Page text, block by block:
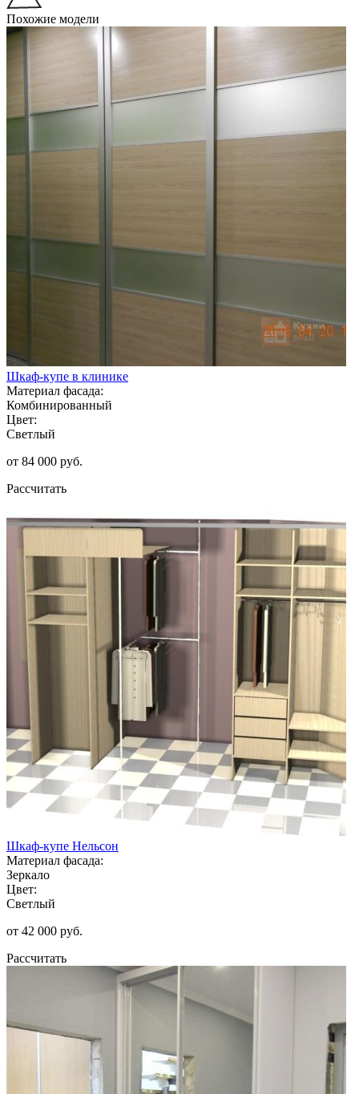
Похожие модели
Шкаф-купе в клинике
Материал фасада:
Комбинированный
Цвет:
Светлый
от 84 000 руб.
Рассчитать
Шкаф-купе Нельсон
Материал фасада:
Зеркало
Цвет:
Светлый
от 42 000 руб.
Рассчитать